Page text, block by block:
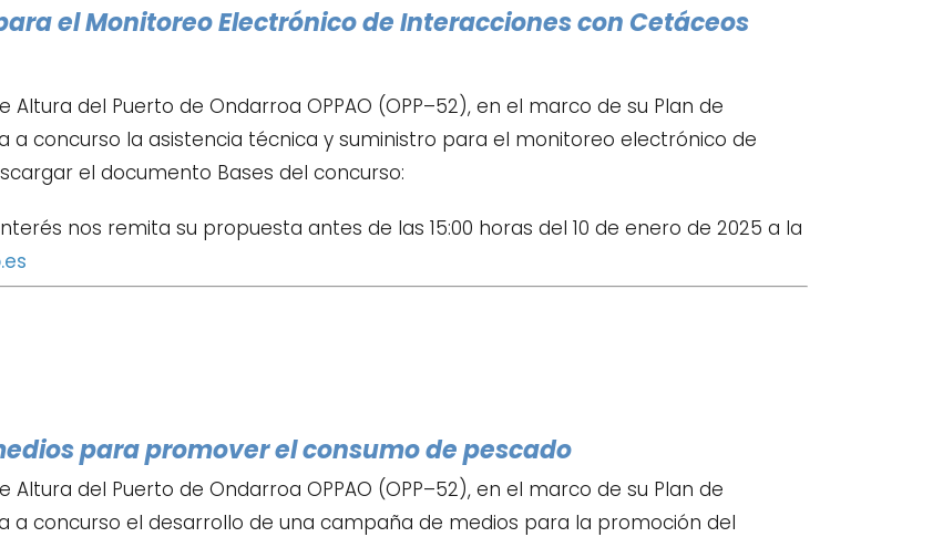
el Monitoreo Electrónico de Interacciones con Cetáceos
Altura del Puerto de Ondarroa OPPAO (OPP–52), en el marco de su Plan de
a concurso la asistencia técnica y suministro para el monitoreo electrónico de
el documento Bases del concurso:
nos remita su propuesta antes de las 15:00 horas del 10 de enero de 2025 a la
para promover el consumo de pescado
Altura del Puerto de Ondarroa OPPAO (OPP–52), en el marco de su Plan de
a concurso el desarrollo de una campaña de medios para la promoción del